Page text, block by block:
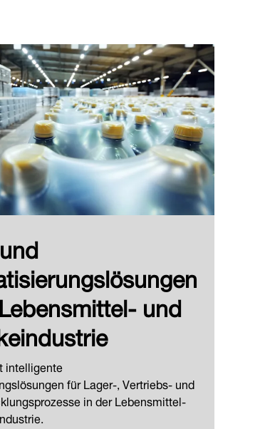
und
intelligente
für Lager-, Vertriebs- und
in der Lebensmittel-